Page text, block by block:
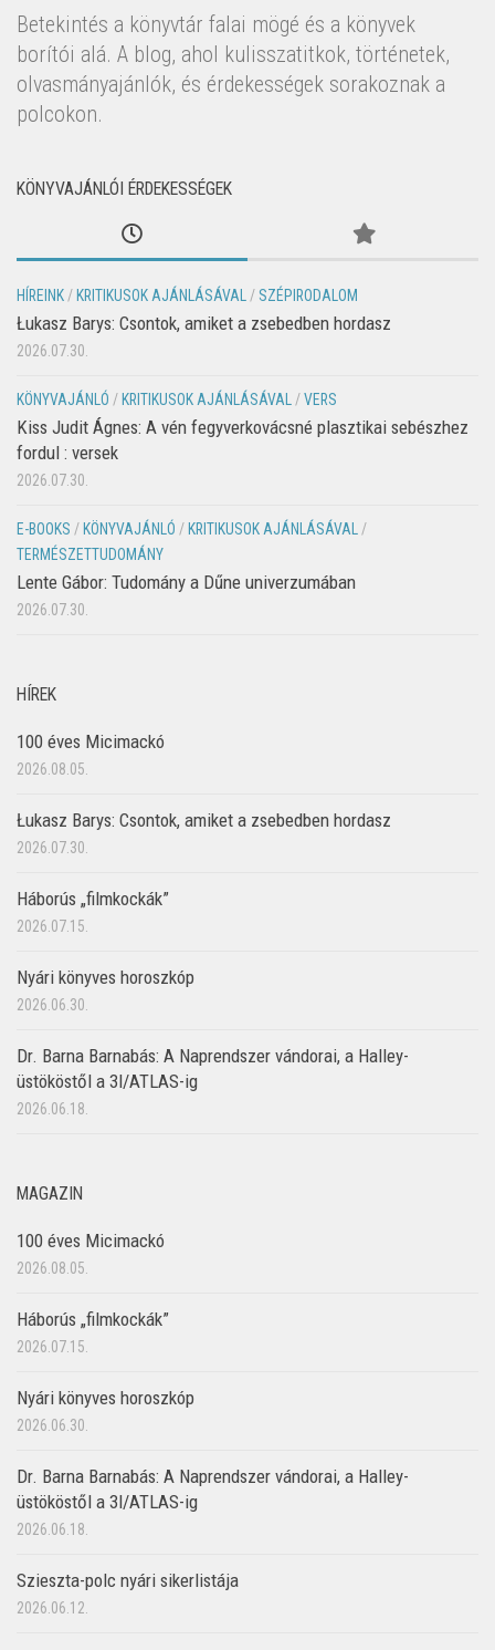
Betekintés a könyvtár falai mögé és a könyvek
borítói alá. A blog, ahol kulisszatitkok, történetek,
olvasmányajánlók, és érdekességek sorakoznak a
polcokon.
KÖNYVAJÁNLÓI ÉRDEKESSÉGEK
HÍREINK /KRITIKUSOK AJÁNLÁSÁVAL / SZÉPIRODALOM
Łukasz Barys: Csontok, amiket a zsebedben hordasz
2026.07.30.
KÖNYVAJÁNLÓ /KRITIKUSOK AJÁNLÁSÁVAL /VERS
Kiss Judit Ágnes: A vén fegyverkovácsné plasztikai sebészhez
fordul : versek
2026.07.30.
E-BOOKS /KÖNYVAJÁNLÓ /KRITIKUSOK AJÁNLÁSÁVAL /
TERMÉSZETTUDOMÁNY
Lente Gábor: Tudomány a Dűne univerzumában
2026.07.30.
HÍREK
100 éves Micimackó
2026.08.05.
Łukasz Barys: Csontok, amiket a zsebedben hordasz
2026.07.30.
Háborús „filmkockák”
2026.07.15.
Nyári könyves horoszkóp
2026.06.30.
Dr. Barna Barnabás: A Naprendszer vándorai, a Halley-
üstököstől a 3I/ATLAS-ig
2026.06.18.
MAGAZIN
100 éves Micimackó
2026.08.05.
Háborús „filmkockák”
2026.07.15.
Nyári könyves horoszkóp
2026.06.30.
Dr. Barna Barnabás: A Naprendszer vándorai, a Halley-
üstököstől a 3I/ATLAS-ig
2026.06.18.
Szieszta-polc nyári sikerlistája
2026.06.12.